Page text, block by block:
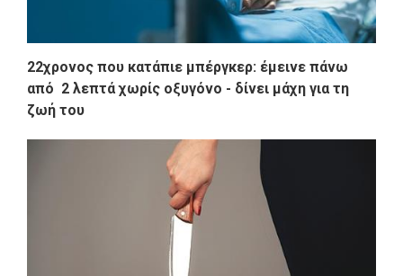
22χρονος που κατάπιε μπέργκερ: έμεινε πάνω
από 2 λεπτά χωρίς οξυγόνο - δίνει μάχη για τη
ζωή του